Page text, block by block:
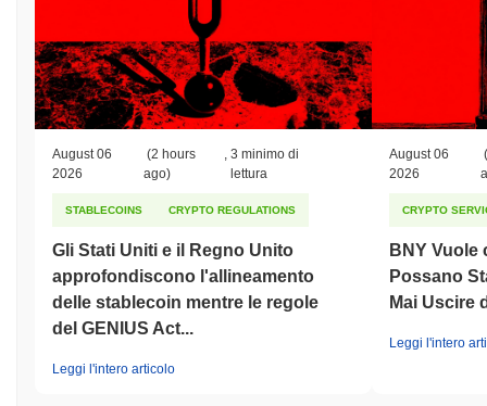
August 06
2026
(2 hours
ago)
,3 minimo di
lettura
STABLECOINS CRYPTO REGULATIONS
Gli Stati Uniti e il Regno Unito
approfondiscono l'allineamento
delle stablecoin mentre le regole
del GENIUS Act...
Leggi l'intero articolo
August 06
2026
CRYPTO
BNY Vuole
Possano
Mai Uscire
Leggi l'intero